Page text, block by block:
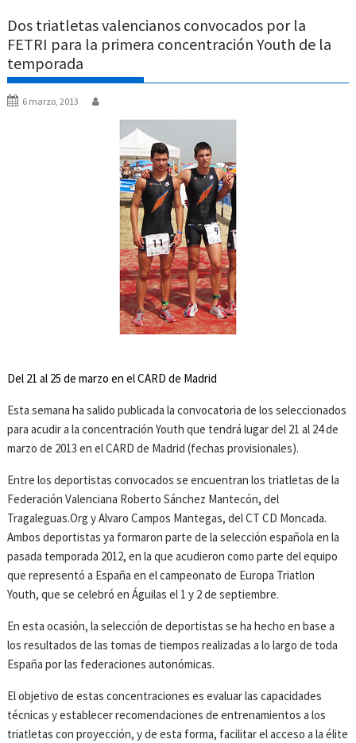
Dos triatletas valencianos convocados por la
FETRI para la primera concentración Youth de la
temporada
6 marzo, 2013
Del 21 al 25 de marzo en el CARD de Madrid
Esta semana ha salido publicada la convocatoria de los seleccionados
para acudir a la concentración Youth que tendrá lugar del 21 al 24 de
marzo de 2013 en el CARD de Madrid (fechas provisionales).
Entre los deportistas convocados se encuentran los triatletas de la
Federación Valenciana Roberto Sánchez Mantecón, del
Tragaleguas.Org y Alvaro Campos Mantegas, del CT CD Moncada.
Ambos deportistas ya formaron parte de la selección española en la
pasada temporada 2012, en la que acudieron como parte del equipo
que representó a España en el campeonato de Europa Triatlon
Youth, que se celebró en Águilas el 1 y 2 de septiembre.
En esta ocasión, la selección de deportistas se ha hecho en base a
los resultados de las tomas de tiempos realizadas a lo largo de toda
España por las federaciones autonómicas.
El objetivo de estas concentraciones es evaluar las capacidades
técnicas y establecer recomendaciones de entrenamientos a los
triatletas con proyección, y de esta forma, facilitar el acceso a la élite